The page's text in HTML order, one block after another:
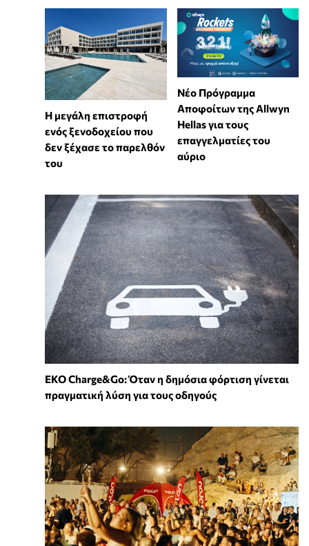
Η μεγάλη επιστροφή
ενός ξενοδοχείου που
δεν ξέχασε το παρελθόν
του
Νέο Πρόγραμμα
Αποφοίτων της Allwyn
Hellas για τους
επαγγελματίες του
αύριο
EKO Charge&Go: Όταν η δημόσια φόρτιση γίνεται
πραγματική λύση για τους οδηγούς